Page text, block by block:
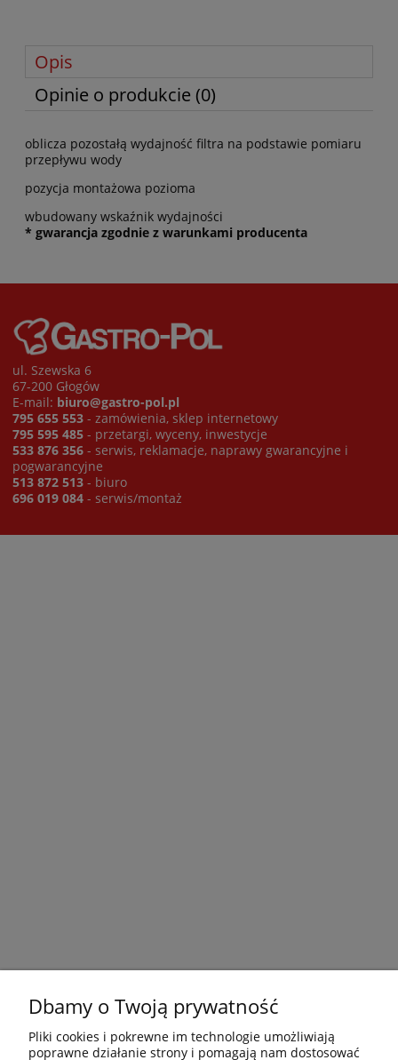
Opis
Opinie o produkcie (0)
oblicza pozostałą wydajność filtra na podstawie pomiaru
przepływu wody
pozycja montażowa pozioma
wbudowany wskaźnik wydajności
* gwarancja zgodnie z warunkami producenta
ul. Szewska 6
67-200 Głogów
E-mail: biuro@gastro-pol.pl
795 655 553 - zamówienia, sklep internetowy
795 595 485 - przetargi, wyceny, inwestycje
533 876 356 - serwis, reklamacje, naprawy gwarancyjne i
pogwarancyjne
513 872 513 - biuro
696 019 084 - serwis/montaż
Dbamy o Twoją prywatność
Pliki cookies i pokrewne im technologie umożliwiają
poprawne działanie strony i pomagają nam dostosować